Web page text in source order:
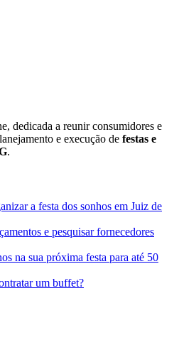
dedicada a reunir consumidores e
e execução de festas e
.
a festa dos sonhos em Juiz de
e pesquisar fornecedores
na sua próxima festa para até 50
um buffet?